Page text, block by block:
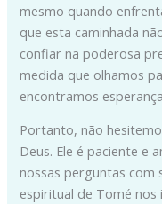
mesmo quando
que esta caminhada
confiar na poderosa
medida que olhamos
encontramos
Portanto, não
Deus. Ele é paciente e
nossas perguntas com
espiritual de Tomé